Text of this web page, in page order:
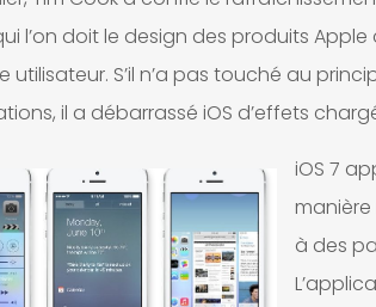
l’on doit le design des produits
utilisateur. S’il n’a pas touché au
il a débarrassé iOS d’effets
iOS 7
à des